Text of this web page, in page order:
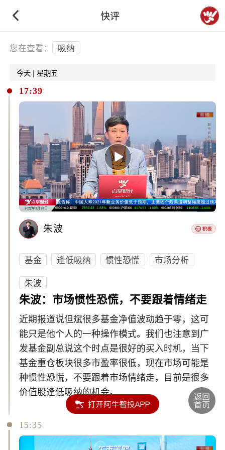
快评
下拉刷新
您在查看： 吸纳
今天 | 星期五
17:39
朱波
基金 逢低吸纳 惯性恐慌
市场分析
朱波
朱波：市场惯性恐慌，不要跟着情绪走
近期报道说但斌很多基金净值波动趋于零，这可
能只是他个人的一种操作模式。我们也注意到广
发基金副总说这个时点是很好的买入时机，当下
基金重仓板块很多市盈率很低，现在市场可能是
种惯性恐慌，不要跟着市场情绪走，目前是很多
价值股逢低吸纳的机会。
15:35